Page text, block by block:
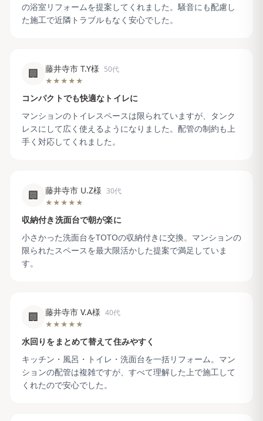
の浴室リフォームを提案してくれました。騒音にも配慮し
た施工で近隣トラブルもなく安心でした。
🏢 藤井寺市 T.Y様 50代
★★★★★
コンパクトでも快適なトイレに
マンションのトイレスペースは限られていますが、タンク
レスにして広く使えるようになりました。配管の制約も上
手く対応してくれました。
🏢 藤井寺市 U.Z様 30代
★★★★★
収納付き洗面台で朝が楽に
小さかった洗面台をTOTOの収納付きに交換。マンションの
限られたスペースを最大限活かした提案で満足していま
す。
🏢 藤井寺市 V.A様 40代
★★★★★
水回りをまとめて替えて住みやすく
キッチン・風呂・トイレ・洗面台を一括リフォーム。マン
ションの配管は複雑ですが、すべて理解した上で施工して
くれたので安心でした。